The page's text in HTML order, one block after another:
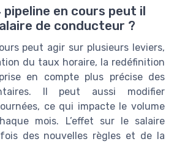
pipeline en cours peut il
de conducteur ?
peut agir sur plusieurs leviers,
du taux horaire, la redéfinition
en compte plus précise des
Il peut aussi modifier
ce qui impacte le volume
mois. L’effet sur le salaire
des nouvelles règles et de la